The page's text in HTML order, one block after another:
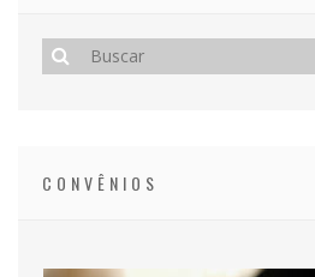
CONVÊNIOS